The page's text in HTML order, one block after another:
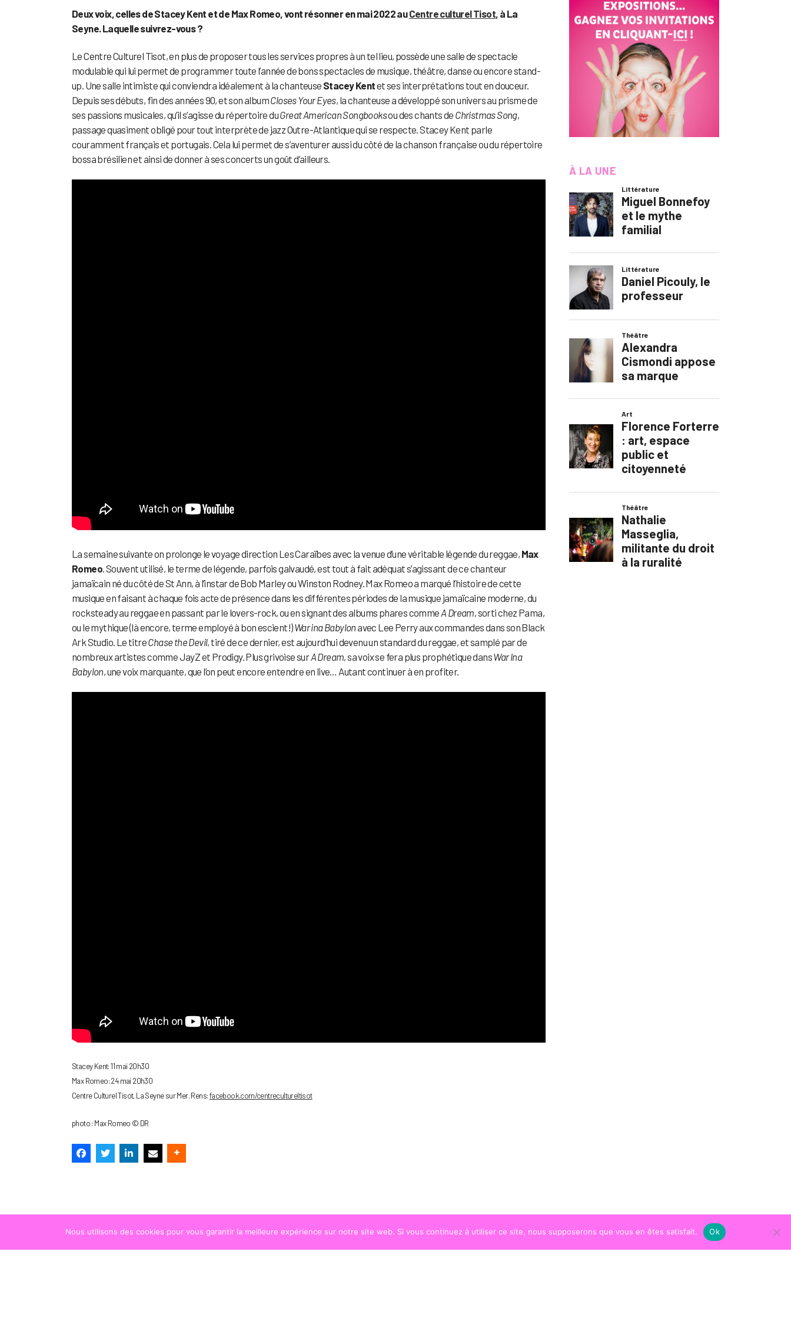
Deux voix, celles de Stacey Kent et de Max Romeo, vont résonner en mai 2022 auCentre culturel Tisot , à La
Seyne. Laquelle suivrez-vous ?
Le Centre Culturel Tisot, en plus de proposer tous les services propres à un tel lieu, possède une salle de spectacle
modulable qui lui permet de programmer toute l’année de bons spectacles de musique, théâtre, danse ou encore stand-
up. Une salle intimiste qui conviendra idéalement à la chanteuse Stacey Kentet ses interprétations tout en douceur.
Depuis ses débuts, fin des années 90, et son albumCloses Your Eyes, la chanteuse a développé son univers au prisme de
ses passions musicales, qu’il s’agisse du répertoire duGreat American Songbooksou des chants de Christmas Song,
passage quasiment obligé pour tout interprète de jazz Outre-Atlantique qui se respecte. Stacey Kent parle
couramment français et portugais. Cela lui permet de s’aventurer aussi du côté de la chanson française ou du répertoire
bossa brésilien et ainsi de donner à ses concerts un goût d’ailleurs.
La semaine suivante on prolonge le voyage direction Les Caraïbes avec la venue d’une véritable légende du reggae, Max
Romeo . Souvent utilisé, le terme de légende, parfois galvaudé, est tout à fait adéquat s’agissant de ce chanteur
jamaïcain né du côté de St Ann, à l’instar de Bob Marley ou Winston Rodney. Max Romeo a marqué l’histoire de cette
musique en faisant à chaque fois acte de présence dans les différentes périodes de la musique jamaïcaine moderne, du
rocksteady au reggae en passant par le lovers-rock, ou en signant des albums phares comme A Dream, sorti chez Pama,
ou le mythique (là encore, terme employé à bon escient!)War ina Babylonavec Lee Perry aux commandes dans son Black
Ark Studio. Le titreChase the Devil, tiré de ce dernier, est aujourd’hui devenu un standard du reggae, et samplé par de
nombreux artistes comme JayZ et Prodigy. Plus grivoise surA Dream, sa voix se fera plus prophétique dansWar Ina
Babylon, une voix marquante, que l’on peut encore entendre en live… Autant continuer à en profiter.
Stacey Kent: 11 mai 20h30
Max Romeo: 24 mai 20h30
Centre Culturel Tisot, La Seyne sur Mer. Rens:facebook.com/centrecultureltisot
photo : Max Romeo © DR
À LA UNE
Nous utilisons des cookies pour vous garantir la meilleure expérience sur notre site web. Si vous continuez à utiliser ce site, nous supposerons que vous en êtes satisfait. Ok